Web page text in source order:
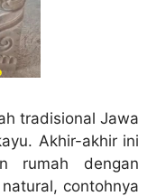
tradisional Jawa
Akhir-akhir ini
rumah dengan
contohnya